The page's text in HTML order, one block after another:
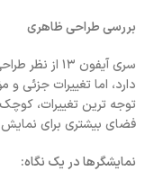
بررسی طراحی ظاهری
دارد، اما تغییرات جزئی
توجه ترین تغییرات،
فضای بیشتری برای
نمایشگرها در یک نگاه: